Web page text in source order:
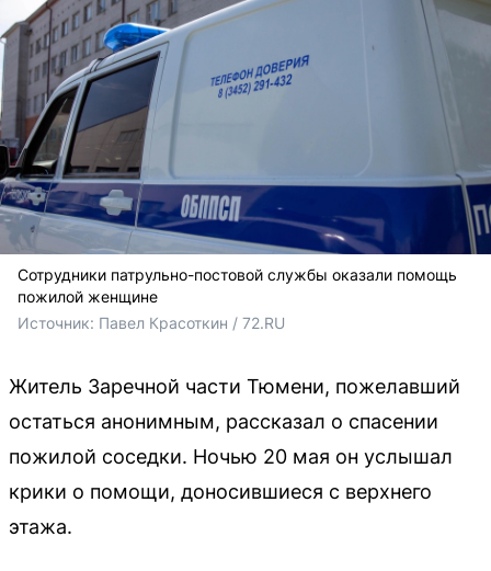
Сотрудники патрульно-постовой службы оказали помощь
пожилой женщине
Источник: Павел Красоткин / 72.RU
Житель Заречной части Тюмени, пожелавший
остаться анонимным, рассказал о спасении
пожилой соседки. Ночью 20 мая он услышал
крики о помощи, доносившиеся с верхнего
этажа.